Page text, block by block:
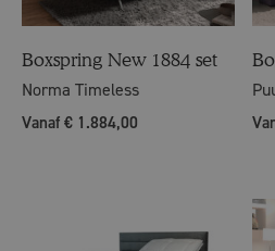
Boxspring New 1884 set
Norma Timeless
Vanaf € 1.884,00